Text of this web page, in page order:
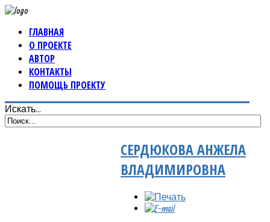
ГЛАВНАЯ
О ПРОЕКТЕ
АВТОР
КОНТАКТЫ
ПОМОЩЬ ПРОЕКТУ
Искать...
СЕРДЮКОВА АНЖЕЛА
ВЛАДИМИРОВНА